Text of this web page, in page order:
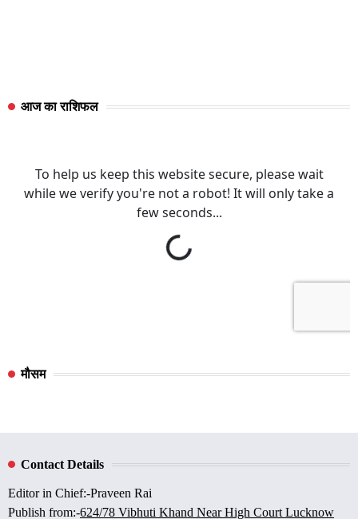
आज का राशिफल
मौसम
Contact Details
Editor in Chief:-Praveen Rai
Publish from:-624/78 Vibhuti Khand Near High Court Lucknow